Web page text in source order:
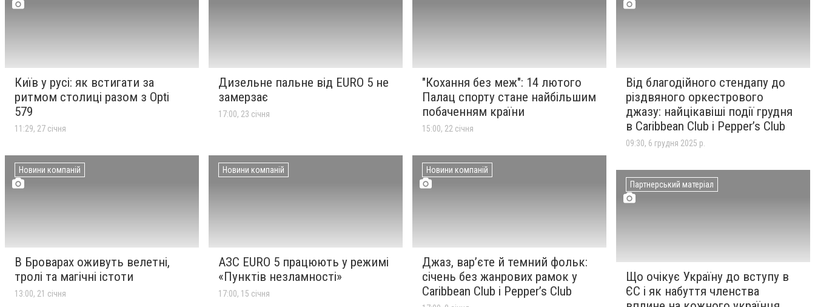
Київ у русі: як встигати за
ритмом столиці разом з Opti
579
11:29, 27 січня
Дизельне пальне від EURO 5 не
замерзає
17:00, 23 січня
"Кохання без меж": 14 лютого
Палац спорту стане найбільшим
побаченням країни
15:00, 22 січня
Новини компаній
В Броварах оживуть велетні,
тролі та магічні істоти
13:00, 21 січня
Новини компаній
АЗС EURO 5 працюють у режимі
«Пунктів незламності»
17:00, 15 січня
Новини компаній
Джаз, вар’єте й темний фольк:
січень без жанрових рамок у
Caribbean Club і Pepper’s Club
Від благодійного стендапу до
різдвяного оркестрового
джазу: найцікавіші події грудня
в Caribbean Club і Pepper’s Club
09:30, 6 грудня 2025 р.
Партнерський матеріал
Що очікує Україну до вступу в
ЄС і як набуття членства